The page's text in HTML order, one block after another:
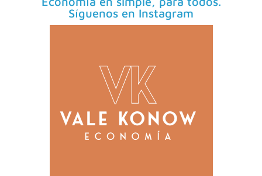
Síguenos en Instagram